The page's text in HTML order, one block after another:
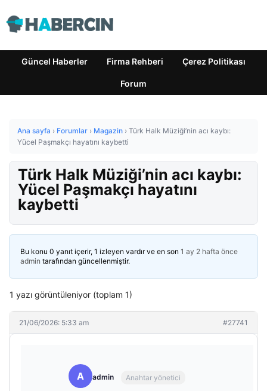
Güncel Haberler Firma Rehberi Çerez Politikası
Forum
Ana sayfa › Forumlar › Magazin › Türk Halk Müziği’nin acı kaybı:
Yücel Paşmakçı hayatını kaybetti
Türk Halk Müziği’nin acı kaybı:
Yücel Paşmakçı hayatını
kaybetti
Bu konu 0 yanıt içerir, 1 izleyen vardır ve en son 1 ay 2 hafta önce
admin tarafından güncellenmiştir.
1 yazı görüntüleniyor (toplam 1)
21/06/2026: 5:33 am #27741
A admin Anahtar yönetici